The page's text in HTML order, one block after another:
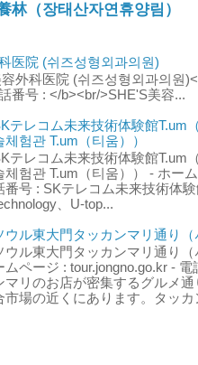
林（장태산자연휴양림）
医院 (쉬즈성형외과의원)
外科医院 (쉬즈성형외과의원
番号 : </b><br/>SHE'S美容...
テレコム未来技術体験館T.um
체험관 T.um（티움））
テレコム未来技術体験館T.um
체험관 T.um（티움）） - ホー
番号 : SKテレコム未来技術体
、U-top...
ウル東大門タッカンマリ通り
ウル東大門タッカンマリ通り
ムページ : tour.jongno.go.kr -
マリのお店が密集するグルメ
市場の近くにあります。タッ